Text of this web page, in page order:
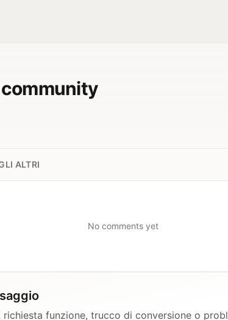
ALTRI
No comments yet
richiesta funzione, trucco di conversione o